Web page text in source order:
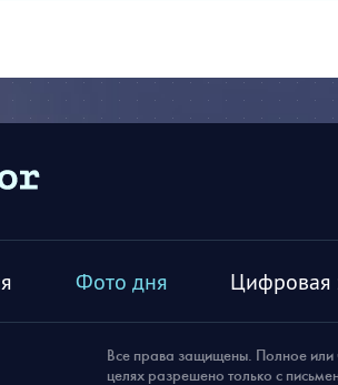
Фото дня Цифровая
Все права защищены. Полное или
целях разрешено только с